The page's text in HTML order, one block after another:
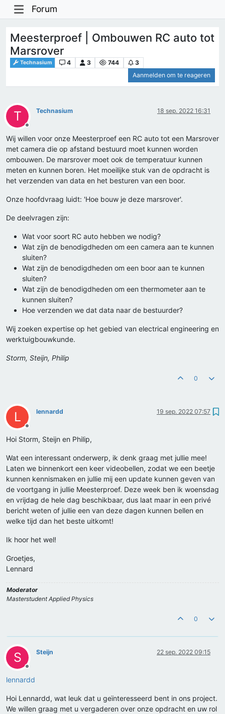
Forum
Meesterproef | Ombouwen RC auto tot
Marsrover
Technasium 4 3 744
3
Aanmelden om te reageren
T
Offline
Technasium 18 sep. 2022 16:31
Wij willen voor onze Meesterproef een RC auto tot een Marsrover
met camera die op afstand bestuurd moet kunnen worden
ombouwen. De marsrover moet ook de temperatuur kunnen
meten en kunnen boren. Het moeilijke stuk van de opdracht is
het verzenden van data en het besturen van een boor.
Onze hoofdvraag luidt: 'Hoe bouw je deze marsrover'.
De deelvragen zijn:
Wat voor soort RC auto hebben we nodig?
Wat zijn de benodigdheden om een camera aan te kunnen
sluiten?
Wat zijn de benodigdheden om een boor aan te kunnen
sluiten?
Wat zijn de benodigdheden om een thermometer aan te
kunnen sluiten?
Hoe verzenden we dat data naar de bestuurder?
Wij zoeken expertise op het gebied van electrical engineering en
werktuigbouwkunde.
Storm, Steijn, Philip
0
L
Offline
lennardd 19 sep. 2022 07:57
Hoi Storm, Steijn en Philip,
Wat een interessant onderwerp, ik denk graag met jullie mee!
Laten we binnenkort een keer videobellen, zodat we een beetje
kunnen kennismaken en jullie mij een update kunnen geven van
de voortgang in jullie Meesterproef. Deze week ben ik woensdag
en vrijdag de hele dag beschikbaar, dus laat maar in een privé
bericht weten of jullie een van deze dagen kunnen bellen en
welke tijd dan het beste uitkomt!
Ik hoor het wel!
Groetjes,
Lennard
Moderator
Masterstudent Applied Physics
0
S
Offline
Steijn 22 sep. 2022 09:15
lennardd
Hoi Lennardd, wat leuk dat u geïnteresseerd bent in ons project.
We willen graag met u vergaderen over onze opdracht en uw rol